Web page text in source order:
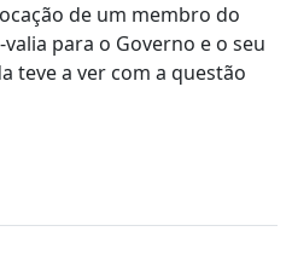
de um membro do
para o Governo e o seu
teve a ver com a questão